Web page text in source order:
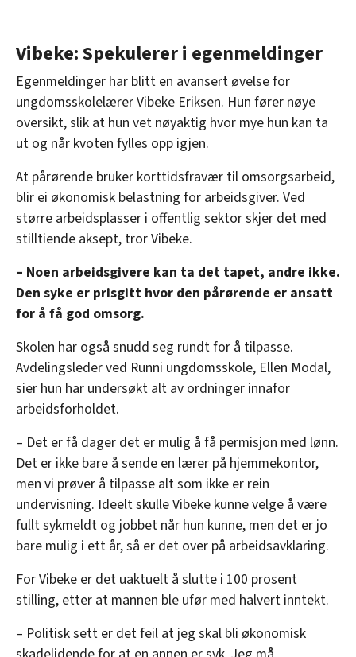
Vibeke: Spekulerer i egenmeldinger
Egenmeldinger har blitt en avansert øvelse for
ungdomsskolelærer Vibeke Eriksen. Hun fører nøye
oversikt, slik at hun vet nøyaktig hvor mye hun kan ta
ut og når kvoten fylles opp igjen.
At pårørende bruker korttidsfravær til omsorgsarbeid,
blir ei økonomisk belastning for arbeidsgiver. Ved
større arbeidsplasser i offentlig sektor skjer det med
stilltiende aksept, tror Vibeke.
– Noen arbeidsgivere kan ta det tapet, andre ikke.
Den syke er prisgitt hvor den pårørende er ansatt
for å få god omsorg.
Skolen har også snudd seg rundt for å tilpasse.
Avdelingsleder ved Runni ungdomsskole, Ellen Modal,
sier hun har undersøkt alt av ordninger innafor
arbeidsforholdet.
– Det er få dager det er mulig å få permisjon med lønn.
Det er ikke bare å sende en lærer på hjemmekontor,
men vi prøver å tilpasse alt som ikke er rein
undervisning. Ideelt skulle Vibeke kunne velge å være
fullt sykmeldt og jobbet når hun kunne, men det er jo
bare mulig i ett år, så er det over på arbeidsavklaring.
For Vibeke er det uaktuelt å slutte i 100 prosent
stilling, etter at mannen ble ufør med halvert inntekt.
– Politisk sett er det feil at jeg skal bli økonomisk